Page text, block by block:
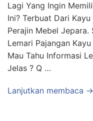
Lagi Yang Ingin
Ini? Terbuat Dari
Perajin Mebel
Lemari Pajangan
Mau Tahu Informasi
Jelas ? Q …
Lanjutkan membaca →